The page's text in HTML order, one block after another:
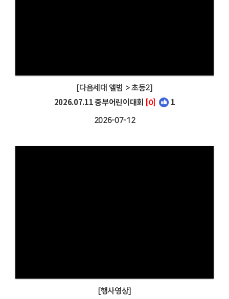
[다음세대 앨범 > 초등2]
2026.07.11 중부어린이대회 [0] 1
2026-07-12
[행사영상]